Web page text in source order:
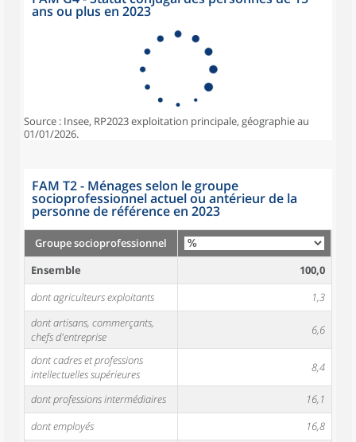
ans ou plus en 2023
Source : Insee, RP2023 exploitation principale, géographie au
01/01/2026.
FAM T2 - Ménages selon le groupe
socioprofessionnel actuel ou antérieur de la
personne de référence en 2023
Groupe socioprofessionnel
Ensemble
100,0
dont agriculteurs exploitants
1,3
dont artisans, commerçants,
chefs d'entreprise
6,6
dont cadres et professions
intellectuelles supérieures
8,4
dont professions intermédiaires
16,1
dont employés
16,8